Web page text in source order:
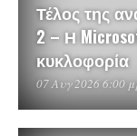
Τέλος της
2 – Η
κυκλοφορία
07 Αυγ 2026 6:00